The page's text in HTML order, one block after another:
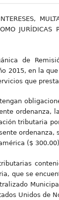
JURÍDICAS
de
2015, en la
que
ordenanza,
tributaria
($
que se
Unidos de